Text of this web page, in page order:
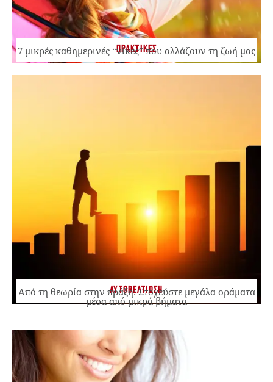
ΠΡΑΚΤΙΚΕΣ
7 μικρές καθημερινές “νίκες” που αλλάζουν τη ζωή μας
ΑΥΤΟΒΕΛΤΙΩΣΗ
Από τη θεωρία στην πράξη: Στοχεύστε μεγάλα οράματα
μέσα από μικρά βήματα